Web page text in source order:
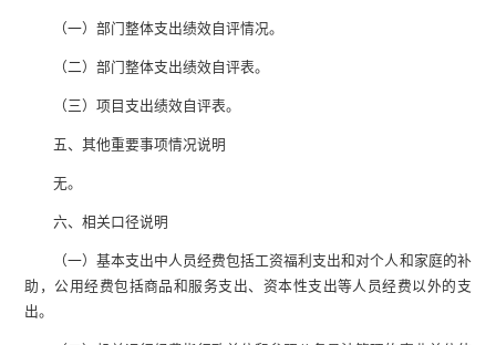
（一）部门整体支出绩效自评情况。
（二）部门整体支出绩效自评表。
（三）项目支出绩效自评表。
五、其他重要事项情况说明
无。
六、相关口径说明
（一）基本支出中人员经费包括工资福利支出和对个人和家庭的补
助，公用经费包括商品和服务支出、资本性支出等人员经费以外的支
出。